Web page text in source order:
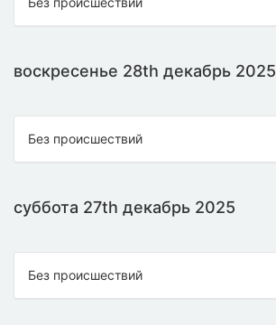
воскресенье 28th декабрь 2025
Без происшествий
суббота 27th декабрь 2025
Без происшествий